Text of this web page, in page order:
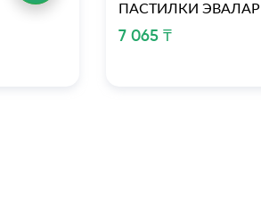
ПАСТИЛКИ ЭВАЛАР
7 065 ₸